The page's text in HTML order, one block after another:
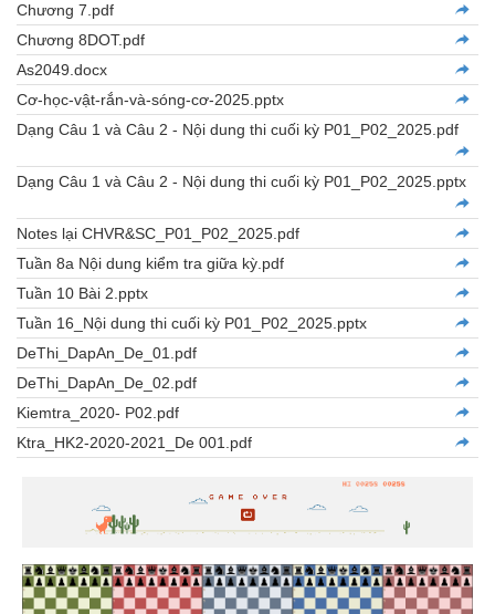
Chương 7.pdf
Chương 8DOT.pdf
As2049.docx
Cơ-học-vật-rắn-và-sóng-cơ-2025.pptx
Dạng Câu 1 và Câu 2 - Nội dung thi cuối kỳ P01_P02_2025.pdf
Dạng Câu 1 và Câu 2 - Nội dung thi cuối kỳ P01_P02_2025.pptx
Notes lại CHVR&SC_P01_P02_2025.pdf
Tuần 8a Nội dung kiểm tra giữa kỳ.pdf
Tuần 10 Bài 2.pptx
Tuần 16_Nội dung thi cuối kỳ P01_P02_2025.pptx
DeThi_DapAn_De_01.pdf
DeThi_DapAn_De_02.pdf
Kiemtra_2020- P02.pdf
Ktra_HK2-2020-2021_De 001.pdf